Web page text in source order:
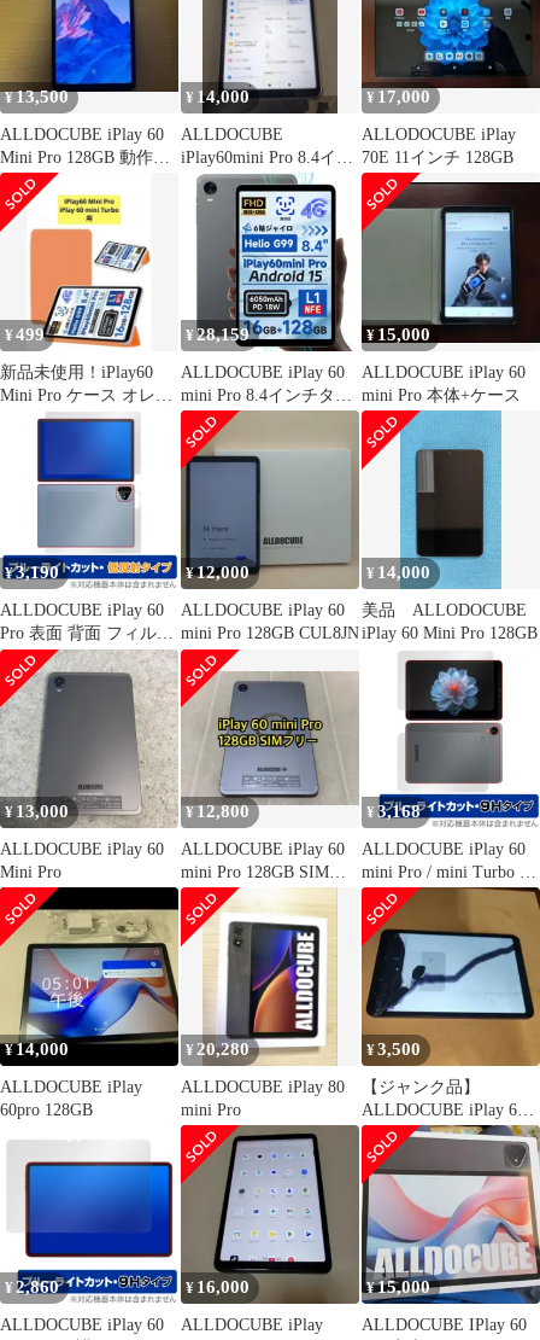
抗菌
¥13,500
ALLDOCUBE iPlay 60
Mini Pro 128GB 動作確
認済
¥ 14,000
ALLDOCUBE
iPlay60mini Pro 8.4イン
チタブレット
¥ 17,000
ALLODOCUBE iPlay
70E 11インチ 128GB
¥499
新品未使用！iPlay60
Mini Pro ケース オレン
¥28,159
ALLDOCUBE iPlay 60
mini Pro 8.4インチタブ
レット 顔認証 4GLTE
1920x1200FHD
WidevineL1
¥ 15,000
ALLDOCUBE iPlay 60
mini Pro 本体+ケース
¥3,190
ALLDOCUBE iPlay 60
Pro 表面 背面 フィルム
OverLay Eye Protector
低反射 for オールドキ
ューブ ブルーライトカ
ット 反射防止
¥12,000
ALLDOCUBE iPlay 60
mini Pro 128GB CUL8JN
¥ 14,000
美品 ALLODOCUBE
iPlay 60 Mini Pro 128GB
¥ 13,000
ALLDOCUBE iPlay 60
Mini Pro
¥12,800
ALLDOCUBE iPlay 60
mini Pro 128GB SIMフ
リー
¥3,168
ALLDOCUBE iPlay 60
mini Pro / mini Turbo 表
背面 フィルム OverLay
Eye Protector 9H for オ
ールドキューブ 高硬度
ブルーライトカット
¥14,000
ALLDOCUBE iPlay
60pro 128GB
¥ 20,280
ALLDOCUBE iPlay 80
mini Pro
¥3,500
【ジャンク品】
ALLDOCUBE iPlay 60
mini Pro（128GB
¥ 2,860
ALLDOCUBE iPlay 60
¥ 16,000
ALLDOCUBE iPlay
¥15,000
ALLDOCUBE IPlay 60